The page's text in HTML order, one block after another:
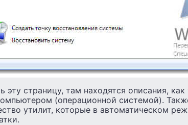
страницу, там находятся описания,
(операционной системой).
утилит, которые в автоматическом